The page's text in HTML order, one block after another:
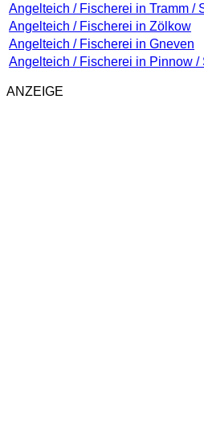
Angelteich / Fischerei in Tramm /
Angelteich / Fischerei in Zölkow
Angelteich / Fischerei in Gneven
Angelteich / Fischerei in Pinnow /
ANZEIGE